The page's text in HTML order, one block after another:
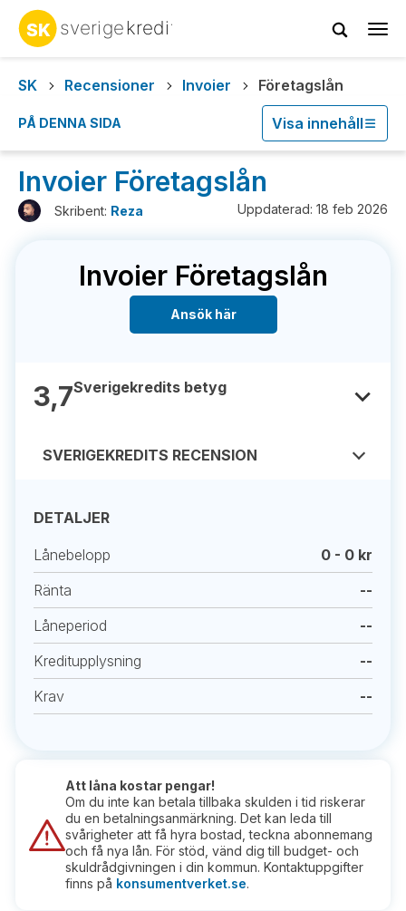
SK
Recensioner Invoier Företagslån
PÅ DENNA SIDA Visa innehåll
Invoier Företagslån
Skribent: Reza Uppdaterad: 18 feb 2026
Invoier Företagslån
Ansök här
3,7Sverigekredits betyg
SVERIGEKREDITS RECENSION
DETALJER
Lånebelopp
0 - 0 kr
Ränta
--
Låneperiod
--
Kreditupplysning
--
Krav
--
Att låna kostar pengar!
Om du inte kan betala tillbaka skulden i tid riskerar
du en betalningsanmärkning. Det kan leda till
svårigheter att få hyra bostad, teckna abonnemang
och få nya lån. För stöd, vänd dig till budget- och
skuldrådgivningen i din kommun. Kontaktuppgifter
finns på konsumentverket.se.